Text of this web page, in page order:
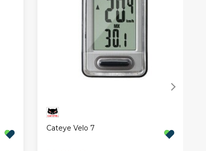
Cateye Velo 7